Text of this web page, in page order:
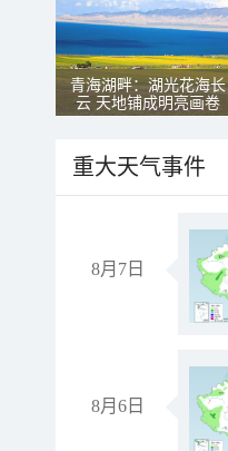
青海湖畔：湖光花海长
云 天地铺成明亮画卷
重大天气事件
8月7日
8月6日